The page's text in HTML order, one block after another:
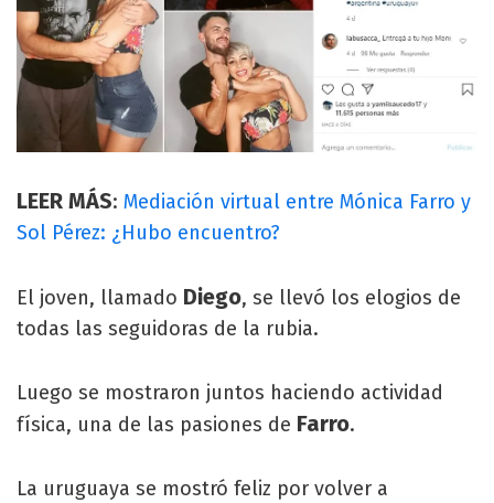
LEER MÁS: Mediación virtual entre Mónica Farro y
Sol Pérez: ¿Hubo encuentro?
El joven, llamado Diego, se llevó los elogios de
todas las seguidoras de la rubia.
Luego se mostraron juntos haciendo actividad
física, una de las pasiones de Farro.
La uruguaya se mostró feliz por volver a